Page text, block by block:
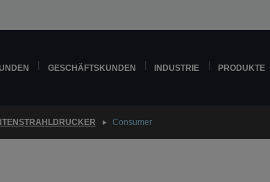
GESCHÄFTSKUNDEN INDUSTRIE PRODUKTE
Consumer